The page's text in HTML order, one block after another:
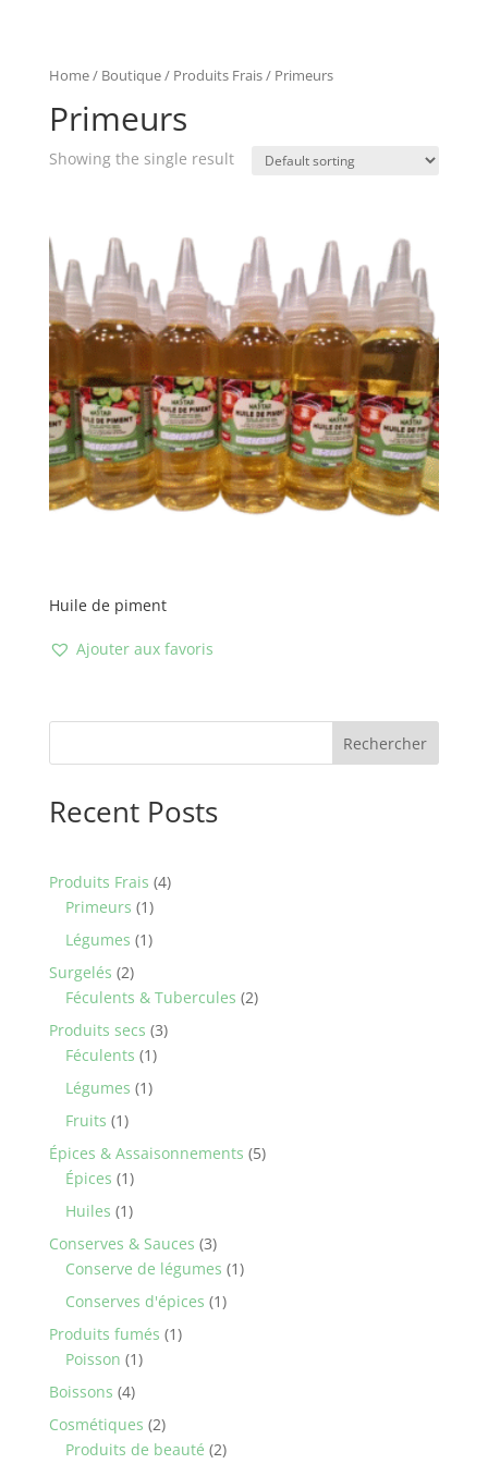
Home/ Boutique/ Produits Frais/ Primeurs
Primeurs
Showing the single result
Huile de piment
Ajouter aux favoris
Rechercher
Recent Posts
Produits Frais 44
Primeurs 11
product
Légumes 11
Surgelés 22
products
Féculents & Tubercules 22
Produits secs 33
Féculents 11
product
Légumes 11
Fruits 11
product
Épices & Assaisonnements 55
Épices 11
product
Huiles 11
product
Conserves & Sauces 33
products
Conserve de légumes 11
Conserves d'épices 11
Produits fumés 11
Poisson 11
Boissons 44
products
Cosmétiques 22
products
Produits de beauté 22